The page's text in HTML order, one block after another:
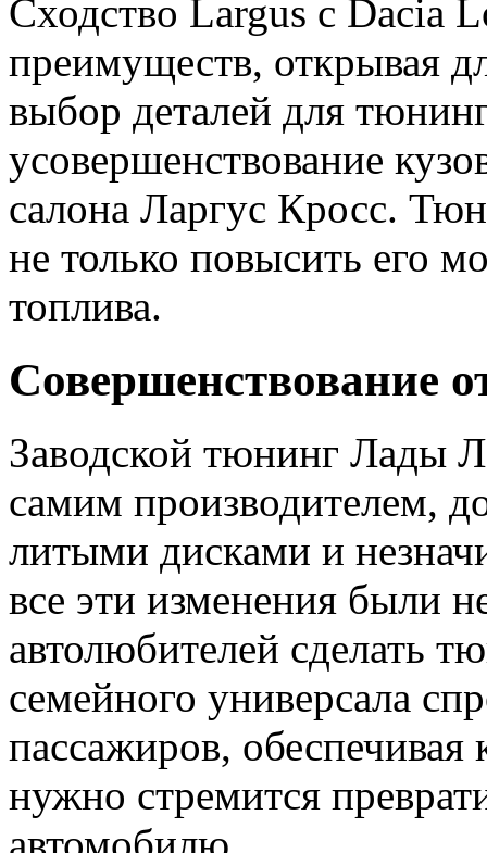
Сходство Largus с Dacia
преимуществ, открывая
выбор деталей для
усовершенствование
салона Ларгус Кросс.
не только повысить его
топлива.
Совершенствование
Заводской тюнинг Лады
самим производителем,
литыми дисками и
все эти изменения были
автолюбителей сделать
семейного универсала
пассажиров,
нужно стремится
автомобилю.